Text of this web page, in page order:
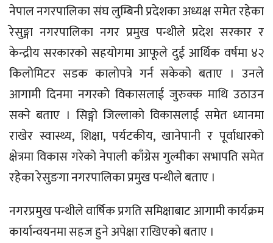
नेपाल नगरपालिका संघ लुम्बिनी प्रदेशका अध्यक्ष समेत रहेका
रेसुङ्गा नगरपालिका नगर प्रमुख पन्थीले प्रदेश सरकार र
केन्द्रीय सरकारको सहयोगमा आफूले दुई आर्थिक वर्षमा ४२
किलोमिटर सडक कालाेपत्रे गर्न सकेको बताए । उनले
आगामी दिनमा नगरकाे विकासलाई जुरुक्क माथि उठाउन
सक्ने बताए । सिङ्गो जिल्लाकाे विकासलाई समेत ध्यानमा
राखेर स्वास्थ्य, शिक्षा, पर्यटकीय, खानेपानी र पूर्वाधारको
क्षेत्रमा विकास गरेको नेपाली काँग्रेस गुल्मीका सभापति समेत
रहेका रेसुङगा नगरपालिका प्रमुख पन्थीले बताए ।
नगरप्रमुख पन्थीले वार्षिक प्रगति समिक्षाबाट आगामी कार्यक्रम
कार्यान्वयनमा सहज हुने अपेक्षा राखिएकाे बताए ।